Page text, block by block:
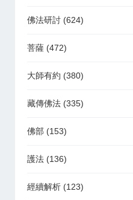
佛法研討 (624)
菩薩 (472)
大師有約 (380)
藏傳佛法 (335)
佛部 (153)
護法 (136)
經續解析 (123)